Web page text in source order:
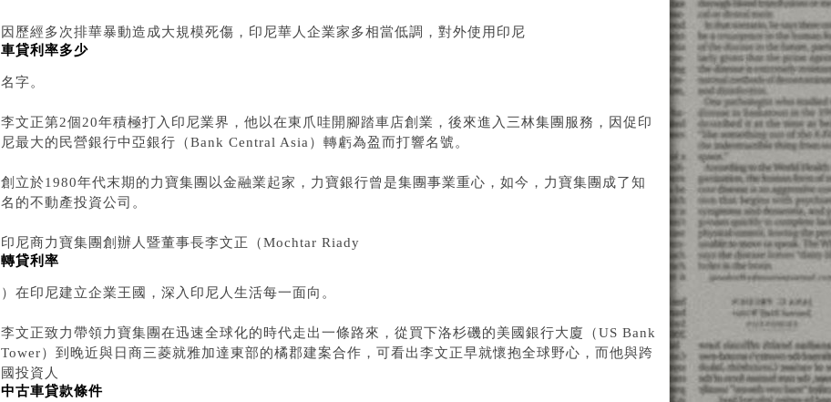
因歷經多次排華暴動造成大規模死傷，印尼華人企業家多相當低調，對外使用印尼
車貸利率多少
名字。
李文正第2個20年積極打入印尼業界，他以在東爪哇開腳踏車店創業，後來進入三林集團服務，因促印
尼最大的民營銀行中亞銀行（Bank Central Asia）轉虧為盈而打響名號。
創立於1980年代末期的力寶集團以金融業起家，力寶銀行曾是集團事業重心，如今，力寶集團成了知
名的不動產投資公司。
印尼商力寶集團創辦人暨董事長李文正（Mochtar Riady
轉貸利率
）在印尼建立企業王國，深入印尼人生活每一面向。
李文正致力帶領力寶集團在迅速全球化的時代走出一條路來，從買下洛杉磯的美國銀行大廈（US Bank
Tower）到晚近與日商三菱就雅加達東部的橘郡建案合作，可看出李文正早就懷抱全球野心，而他與跨
國投資人
中古車貸款條件